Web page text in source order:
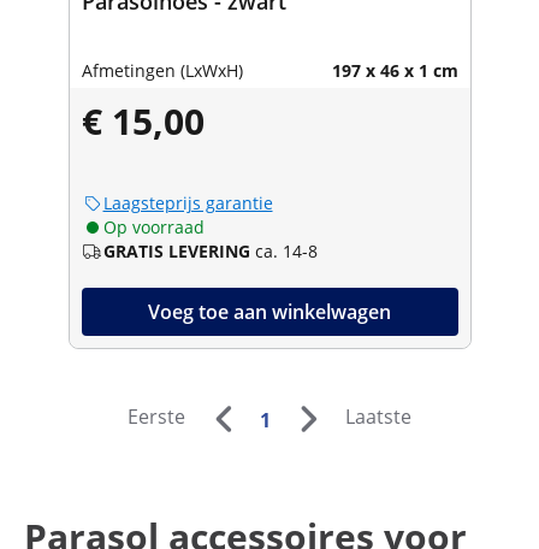
Afmetingen (LxWxH) 197 x 46 x 1 cm
€ 15,00
Laagsteprijs garantie
Op voorraad
GRATIS LEVERING ca. 14-8
Voeg toe aan winkelwagen
Eerste 1 Laatste
Parasol accessoires voor